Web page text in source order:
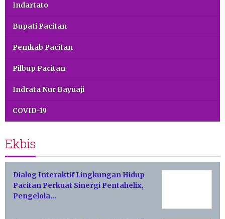
Indartato
Bupati Pacitan
Pemkab Pacitan
Pilbup Pacitan
Indrata Nur Bayuaji
COVID-19
Ekbis
Dialog Interaktif Lingkungan Hidup
Pacitan Perkuat Sinergi Pentahelix,
Pengelola…